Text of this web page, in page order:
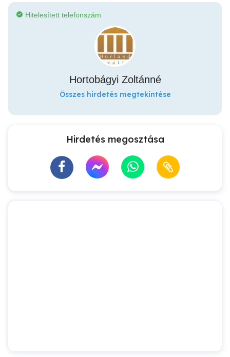
Hitelesített telefonszám
Hortobágyi Zoltánné
Összes hirdetés megtekintése
Hirdetés megosztása